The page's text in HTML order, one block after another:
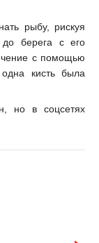
рыбу, рискуя
до берега с его
с помощью
кисть была
но в соцсетях